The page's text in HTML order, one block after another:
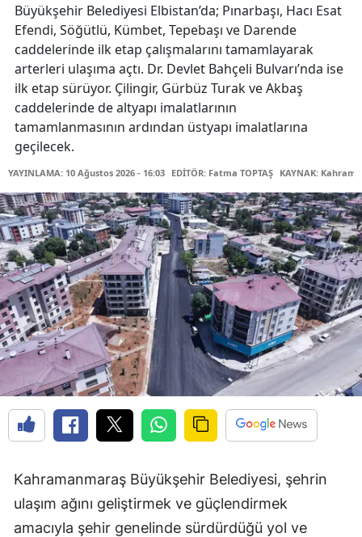
Büyükşehir Belediyesi Elbistan’da; Pınarbaşı, Hacı Esat
Efendi, Söğütlü, Kümbet, Tepebaşı ve Darende
caddelerinde ilk etap çalışmalarını tamamlayarak
arterleri ulaşıma açtı. Dr. Devlet Bahçeli Bulvarı’nda ise
ilk etap sürüyor. Çilingir, Gürbüz Turak ve Akbaş
caddelerinde de altyapı imalatlarının
tamamlanmasının ardından üstyapı imalatlarına
geçilecek.
YAYINLAMA: 10 Ağustos 2026 - 16:03 EDİTÖR: Fatma TOPTAŞ KAYNAK:
Kahramanmaraş Büyükşehir Belediyesi, şehrin
ulaşım ağını geliştirmek ve güçlendirmek
amacıyla şehir genelinde sürdürdüğü yol ve